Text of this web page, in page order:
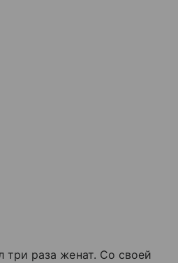
три раза женат. Со своей